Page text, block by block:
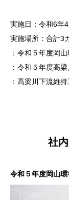
実施日：令和6年
実施場所：合計3
：令和５年度岡
：令和５年度高
：高梁川下流維
社
令和５年度岡山